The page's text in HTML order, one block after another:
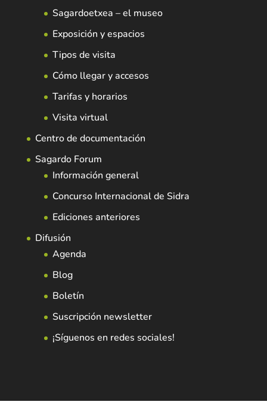
Sagardoetxea – el museo
Exposición y espacios
Tipos de visita
Cómo llegar y accesos
Tarifas y horarios
Visita virtual
Centro de documentación
Sagardo Forum
Información general
Concurso Internacional de Sidra
Ediciones anteriores
Difusión
Agenda
Blog
Boletín
Suscripción newsletter
¡Síguenos en redes sociales!